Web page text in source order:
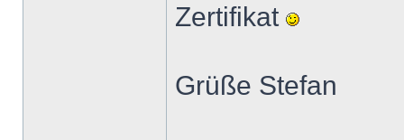
Zertifikat
Grüße Stefan